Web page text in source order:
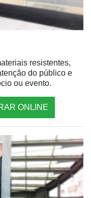
resistentes,
do público e
ou evento.
ONLINE